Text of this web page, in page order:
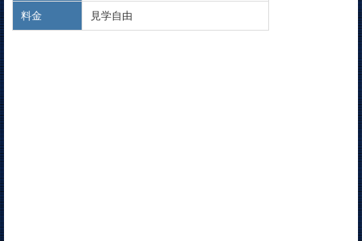
料金 見学自由